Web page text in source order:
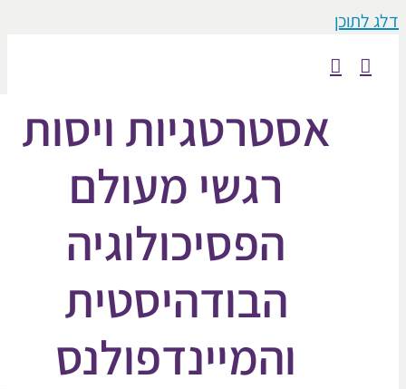
אסטרטגיות ויסות
רגשי מעולם
הפסיכולוגיה
הבודהיסטית
והמיינדפולנס